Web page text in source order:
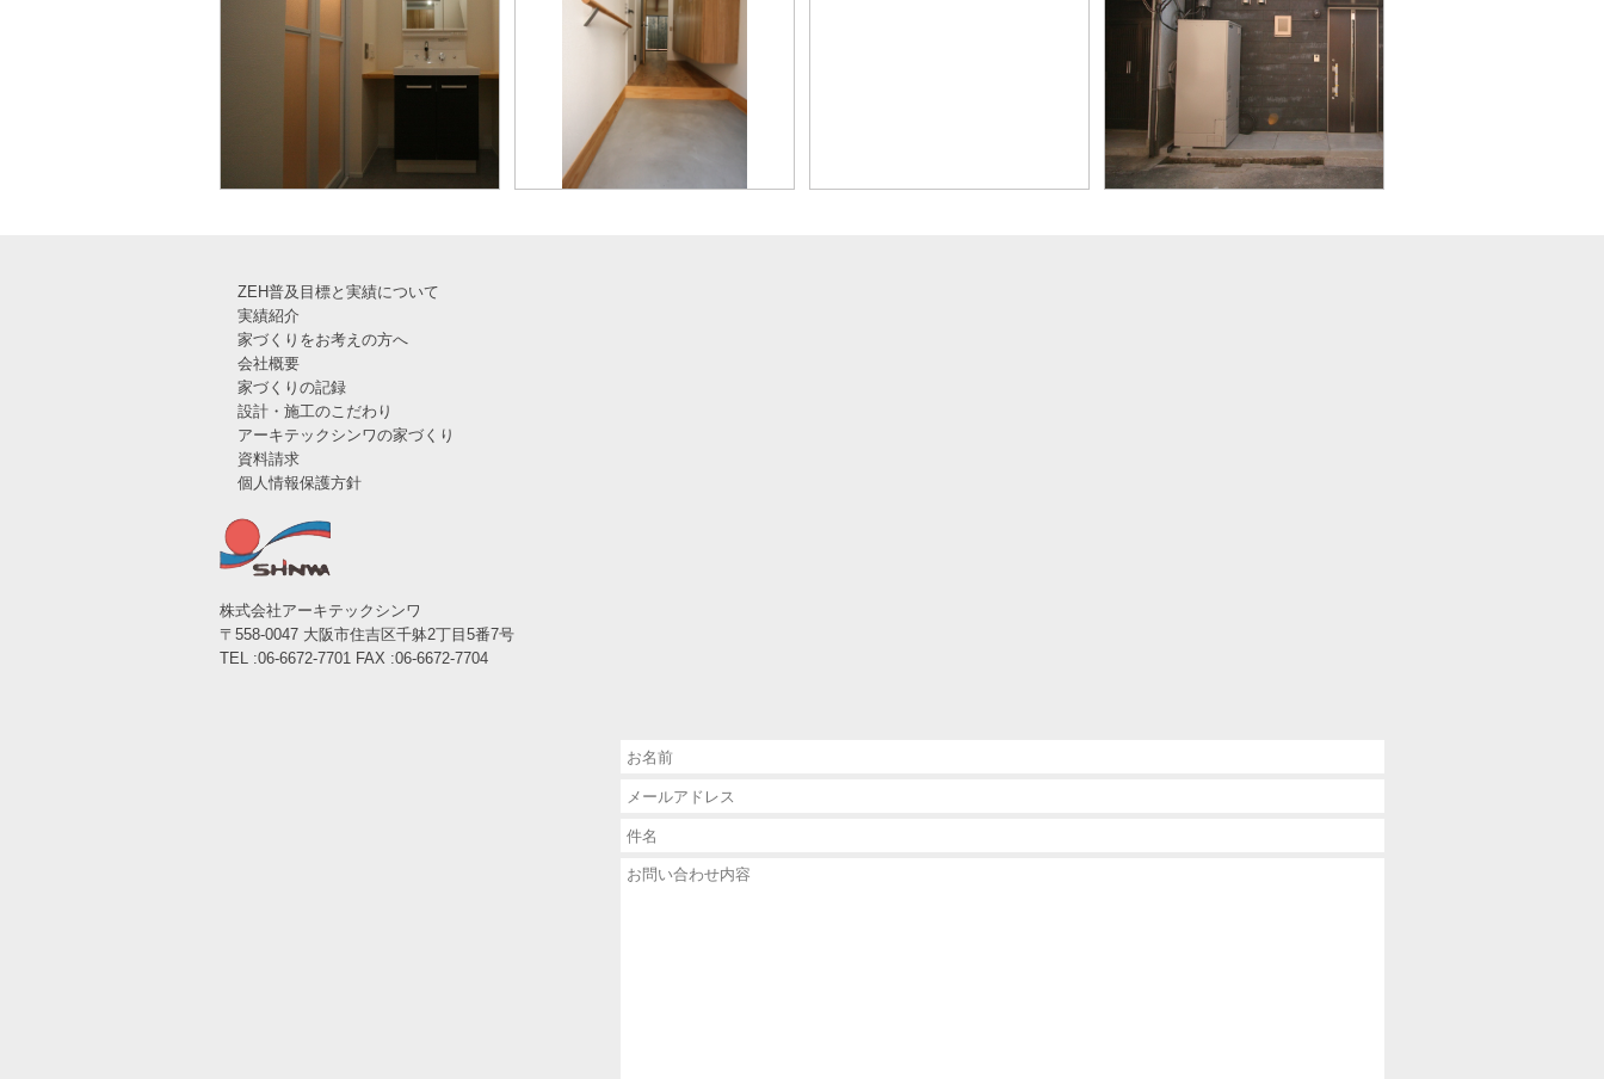
ZEH普及目標と実績について
実績紹介
家づくりをお考えの方へ
会社概要
家づくりの記録
設計・施工のこだわり
アーキテックシンワの家づくり
資料請求
個人情報保護方針
株式会社アーキテックシンワ
〒558-0047 大阪市住吉区千躰2丁目5番7号
TEL :06-6672-7701 FAX :06-6672-7704